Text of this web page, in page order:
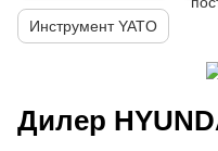
Инструмент YATO
Дилер